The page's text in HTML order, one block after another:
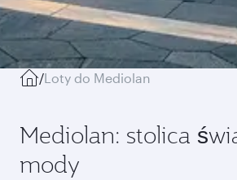
/Loty do Mediolan
Mediolan: stolica
mody